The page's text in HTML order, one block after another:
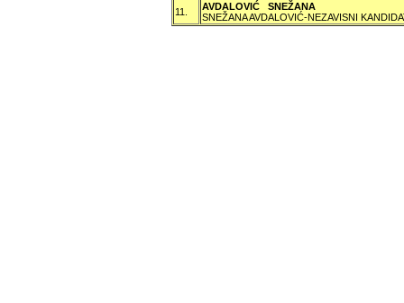
11.
AVDALOVIĆ SNEŽANA
SNEŽANA AVDALOVIĆ-NEZAVISNI